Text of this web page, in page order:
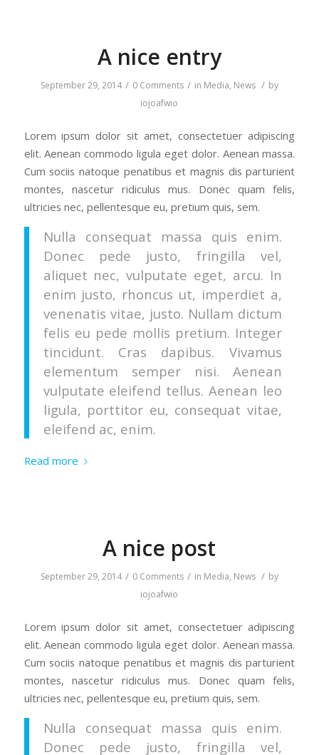
A nice entry
September 29, 2014 / 0 Comments / in Media, News / by
iojoafwio
Lorem ipsum dolor sit amet, consectetuer adipiscing
elit. Aenean commodo ligula eget dolor. Aenean massa.
Cum sociis natoque penatibus et magnis dis parturient
montes, nascetur ridiculus mus. Donec quam felis,
ultricies nec, pellentesque eu, pretium quis, sem.
Nulla consequat massa quis enim.
Donec pede justo, fringilla vel,
aliquet nec, vulputate eget, arcu. In
enim justo, rhoncus ut, imperdiet a,
venenatis vitae, justo. Nullam dictum
felis eu pede mollis pretium. Integer
tincidunt. Cras dapibus. Vivamus
elementum semper nisi. Aenean
vulputate eleifend tellus. Aenean leo
ligula, porttitor eu, consequat vitae,
eleifend ac, enim.
Read more
A nice post
September 29, 2014 / 0 Comments / in Media, News / by
iojoafwio
Lorem ipsum dolor sit amet, consectetuer adipiscing
elit. Aenean commodo ligula eget dolor. Aenean massa.
Cum sociis natoque penatibus et magnis dis parturient
montes, nascetur ridiculus mus. Donec quam felis,
ultricies nec, pellentesque eu, pretium quis, sem.
Nulla consequat massa quis enim.
Donec pede justo, fringilla vel,